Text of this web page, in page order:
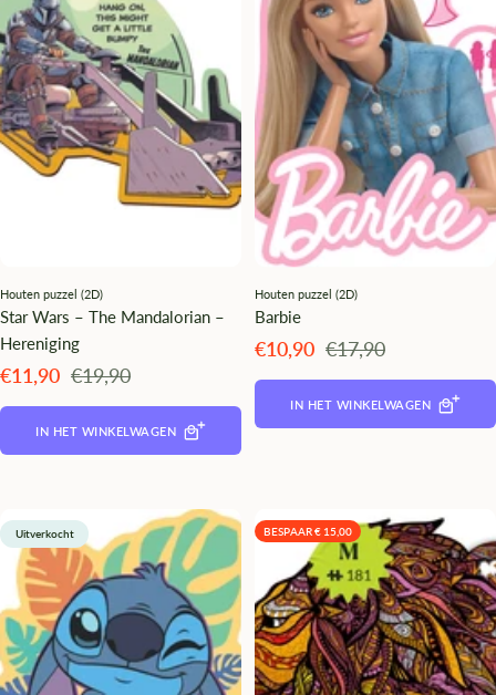
Houten puzzel (2D)
Star Wars – The Mandalorian –
Hereniging
Angebotspreis
€11,90 Regulärer
€19,90
IN HET WINKELWAGEN
Houten puzzel (2D)
Barbie
Angebotspreis
€10,90 Regulärer
€17,90
IN HET WINKELWAGEN
Uitverkocht BESPAAR € 15,00